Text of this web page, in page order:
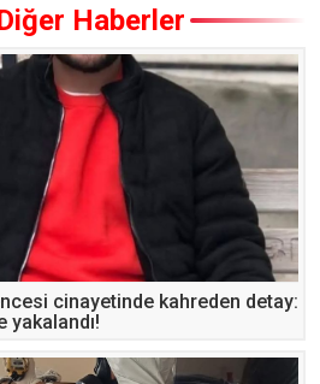
Haberler
cinayetinde kahreden detay:
yakalandı!